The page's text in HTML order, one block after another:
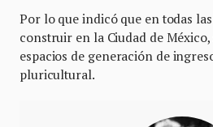
Por lo que indicó que en todas
construir en la Ciudad de
espacios de generación de
pluricultural.